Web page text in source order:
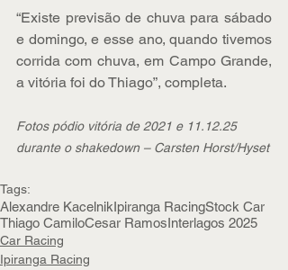
“Existe previsão de chuva para sábado
e domingo, e esse ano, quando tivemos
corrida com chuva, em Campo Grande,
a vitória foi do Thiago”, completa.
Fotos pódio vitória de 2021 e 11.12.25
durante o shakedown – Carsten Horst/Hyset
Tags:
Alexandre KacelnikIpiranga RacingStock Car
Thiago CamiloCesar RamosInterlagos 2025
Car Racing
Ipiranga Racing